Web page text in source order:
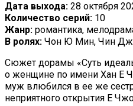
Дата выхода: 28 октября
Количество серий: 10
Жанр: романтика,
В ролях: Чон Ю Мин, Чин
Сюжет дорамы «Суть
о женщине по имени Хан Е
муж влюбился в ее же
неприятного открытия Е